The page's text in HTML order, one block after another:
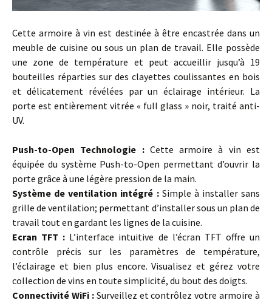
Cette armoire à vin est destinée à être encastrée dans un
meuble de cuisine ou sous un plan de travail. Elle possède
une zone de température et peut accueillir jusqu’à 19
bouteilles réparties sur des clayettes coulissantes en bois
et délicatement révélées par un éclairage intérieur. La
porte est entièrement vitrée « full glass » noir, traité anti-
UV.
Push-to-Open Technologie : Cette armoire à vin est
équipée du système Push-to-Open permettant d’ouvrir la
porte grâce à une légère pression de la main.
Système de ventilation intégré : Simple à installer sans
grille de ventilation; permettant d’installer sous un plan de
travail tout en gardant les lignes de la cuisine.
Ecran TFT : L’interface intuitive de l’écran TFT offre un
contrôle précis sur les paramètres de température,
l’éclairage et bien plus encore. Visualisez et gérez votre
collection de vins en toute simplicité, du bout des doigts.
Connectivité WiFi : Surveillez et contrôlez votre armoire à